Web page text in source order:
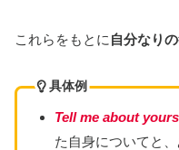
これらをもとに 自分なりの
具体例
Tell me about
た自身についてと